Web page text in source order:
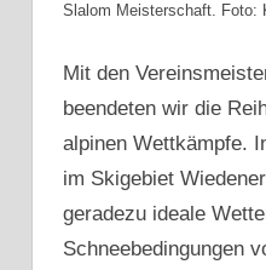
Slalom Meisterschaft. Foto:
Mit den
beendeten wir die
alpinen Wettkämpfe.
im Skigebiet
geradezu ideale
Schneebedingungen